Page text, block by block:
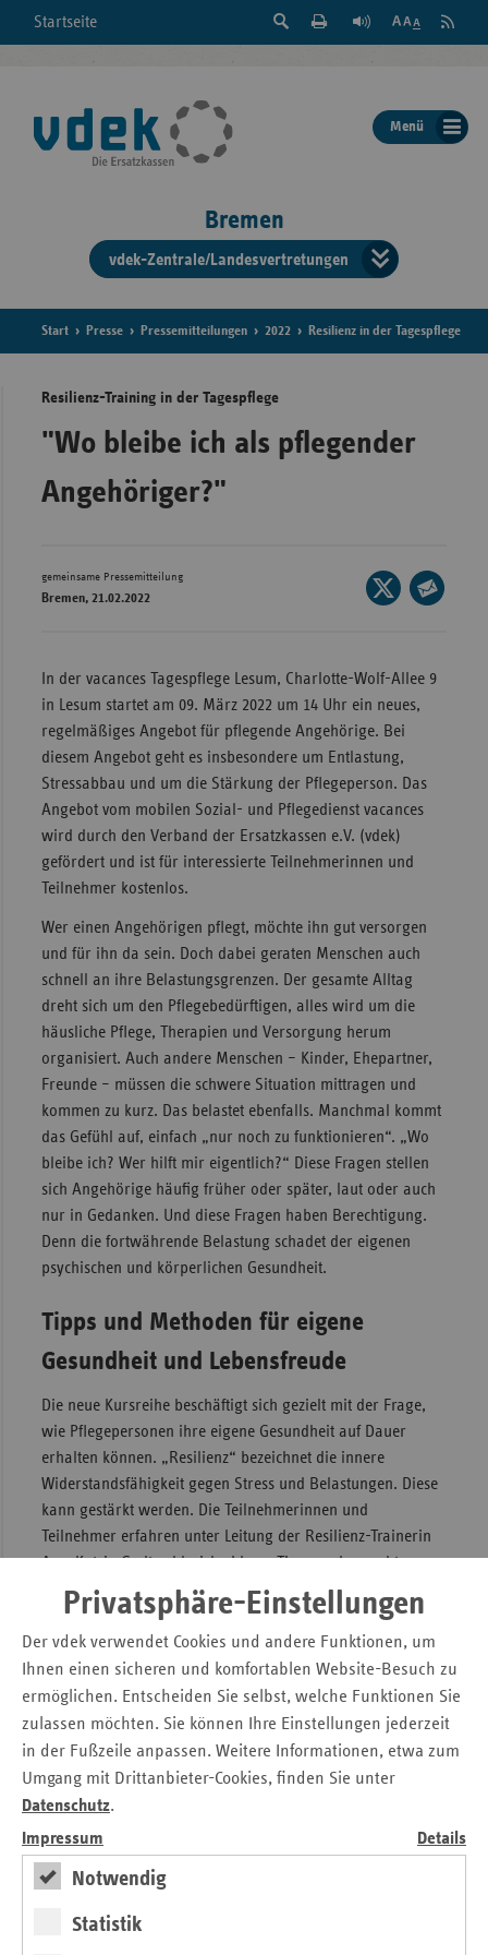
Privatsphäre-Einstellungen
Der vdek verwendet Cookies und andere Funktionen, um
Ihnen einen sicheren und komfortablen Website-Besuch zu
ermöglichen. Entscheiden Sie selbst, welche Funktionen Sie
zulassen möchten. Sie können Ihre Einstellungen jederzeit
in der Fußzeile anpassen. Weitere Informationen, etwa zum
Umgang mit Drittanbieter-Cookies, finden Sie unter
Datenschutz.
Impressum
Details
Notwendig
Statistik
Startseite
Suche
der
Seite
Feed
Menü
Bremen
vdek-Zentrale/Landesvertretungen
der
Start Presse Pressemitteilungen 2022 Resilienz in der Tagespflege
Resilienz-Training in der Tagespflege
"Wo bleibe ich als pflegender
Angehöriger?"
gemeinsame Pressemitteilung
Bremen, 21.02.2022
Seite
auf
E-
In der vacances Tagespflege Lesum, Charlotte-Wolf-Allee 9
in Lesum startet am 09. März 2022 um 14 Uhr ein neues,
regelmäßiges Angebot für pflegende Angehörige. Bei
diesem Angebot geht es insbesondere um Entlastung,
Stressabbau und um die Stärkung der Pflegeperson. Das
Angebot vom mobilen Sozial- und Pflegedienst vacances
wird durch den Verband der Ersatzkassen e.V. (vdek)
gefördert und ist für interessierte Teilnehmerinnen und
Teilnehmer kostenlos.
Wer einen Angehörigen pflegt, möchte ihn gut versorgen
und für ihn da sein. Doch dabei geraten Menschen auch
schnell an ihre Belastungsgrenzen. Der gesamte Alltag
dreht sich um den Pflegebedürftigen, alles wird um die
häusliche Pflege, Therapien und Versorgung herum
organisiert. Auch andere Menschen – Kinder, Ehepartner,
Freunde – müssen die schwere Situation mittragen und
kommen zu kurz. Das belastet ebenfalls. Manchmal kommt
das Gefühl auf, einfach „nur noch zu funktionieren“. „Wo
bleibe ich? Wer hilft mir eigentlich?“ Diese Fragen stellen
sich Angehörige häufig früher oder später, laut oder auch
nur in Gedanken. Und diese Fragen haben Berechtigung.
Denn die fortwährende Belastung schadet der eigenen
psychischen und körperlichen Gesundheit.
Tipps und Methoden für eigene
Gesundheit und Lebensfreude
Die neue Kursreihe beschäftigt sich gezielt mit der Frage,
wie Pflegepersonen ihre eigene Gesundheit auf Dauer
erhalten können. „Resilienz“ bezeichnet die innere
Widerstandsfähigkeit gegen Stress und Belastungen. Diese
kann gestärkt werden. Die Teilnehmerinnen und
Teilnehmer erfahren unter Leitung der Resilienz-Trainerin
Ann-Katrin Godt zahlreiche Ideen, Tipps und erprobte
Methoden, um mit schwierigen Situationen besser
umgehen zu können und die eigene Gesundheit und
Lebensfreude zu stärken.
Im Kurs ist Gelegenheit, sich mit Menschen auszutauschen,
die sich in ähnlichen Lebenssituationen befinden, und
Kontakte zu knüpfen. Auch dies ist ein wichtiger Baustein
zur Stärkung von Resilienz. Durch das Projekt kann auch
eine Betreuung der zu pflegenden Person vor Ort
gewährleistet werden. Anmeldungen und weitere
Informationen erhalten Interessierte bei Jürgen Weemeyer,
Projektkoordination vacances, unter Telefon 04 21/ 70 60 77.
"Wo bleibe ich als pflegender Angehöriger?"